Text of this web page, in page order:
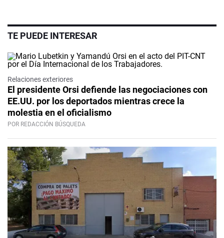
TE PUEDE INTERESAR
Relaciones exteriores
El presidente Orsi defiende las negociaciones con
EE.UU. por los deportados mientras crece la
molestia en el oficialismo
POR REDACCIÓN BÚSQUEDA